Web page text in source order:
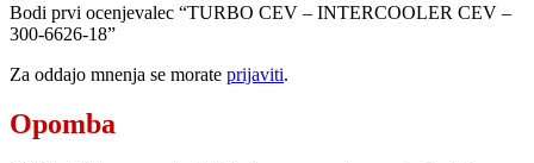
Bodi prvi ocenjevalec “TURBO CEV – INTERCOOLER CEV –
300-6626-18”
Za oddajo mnenja se morate prijaviti.
Opomba